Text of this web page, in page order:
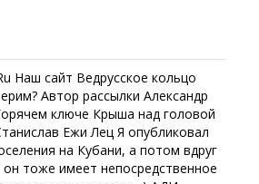
Наш сайт Ведрусское кольцо
Автор рассылки Александр
ключе Крыша над головой
Ежи Лец Я опубликовал
на Кубани, а потом вдруг
тоже имеет непосредственное